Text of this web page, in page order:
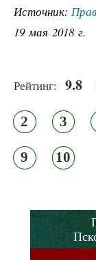
Источник:
19 мая 2018 г.
Рейтинг: 9.8
2 3
9 10